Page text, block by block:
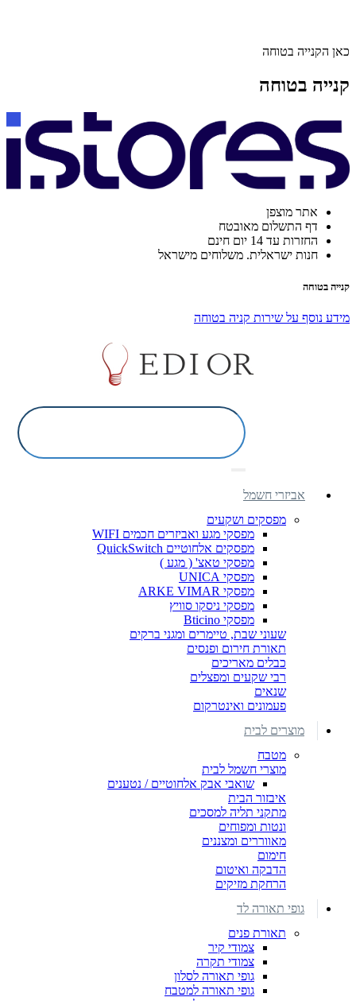
כאן הקנייה בטוחה
קנייה בטוחה
אתר מוצפן
דף התשלום מאובטח
החזרות עד 14 יום חינם
חנות ישראלית. משלוחים מישראל
קנייה בטוחה
מידע נוסף על שירות קניה בטוחה
אביזרי חשמל
מפסקים ושקעים
מפסקי מגע ואביזרים חכמים WIFI
מפסקים אלחוטיים QuickSwitch
מפסקי טאצ' ( מגע )
מפסקי UNICA
מפסקי ARKE VIMAR
מפסקי ניסקו סוויץ
מפסקי Bticino
שעוני שבת, טיימרים ומגני ברקים
תאורת חירום ופנסים
כבלים מאריכים
רבי שקעים ומפצלים
שנאים
פעמונים ואינטרקום
מוצרים לבית
מטבח
מוצרי חשמל לבית
שואבי אבק אלחוטיים / נטענים
איבזור הבית
מתקני תליה למסכים
ונטות ומפוחים
מאווררים ומצננים
חימום
הדבקה ואיטום
הרחקת מזיקים
גופי תאורה לד
תאורת פנים
צמודי קיר
צמודי תקרה
גופי תאורה לסלון
גופי תאורה למטבח